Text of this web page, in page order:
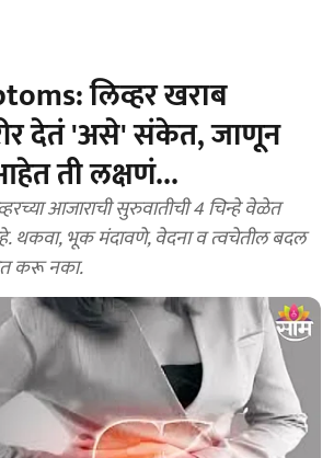
लिव्हर खराब
देतं 'असे' संकेत, जाणून
ती लक्षणं...
आजाराची सुरुवातीची 4 चिन्हे वेळेत
थकवा, भूक मंदावणे, वेदना व त्वचेतील बदल
करू नका.